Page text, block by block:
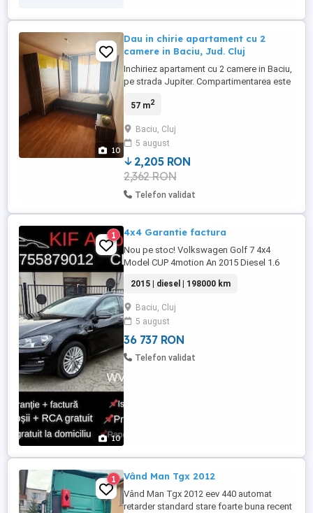
10
Dau in chirie apartament cu 2
camere in Baciu, Jud. Cluj
Inchiriez apartament cu 2 camere in Baciu,
pe strada Jupiter. Compartimentarea este
matrimonial, dormitor mic, baie, bucatarie,
Apartamentul este situat la etajul 3 din 6,
are orientare sudica, cu geamuri spre
parcarea interioara ...
57 m2
Baciu, Cluj
5 august
2,205 RON
2,362 RON
Telefon validat
10
1 4x4 Garantie factura
Nou pe stoc! Volkswagen Golf 7 4x4
Model CUP 4motion An 2015 Diesel 1.6
achiziție: Garanție în limita a 5000km fără
costuri suplimentare Nr provizorii nr roșii
RCA gratuit aferent nr roșii sau Transport
la domiciliu clientului Km reali + ...
2015 | diesel | 198000 km
Baciu, Cluj
5 august
36 737 RON
Telefon validat
1 Vând Man Tgx 2012
Vând Man Tgx 2012 eev 440 automat
retarder standard stare foarte buna recent